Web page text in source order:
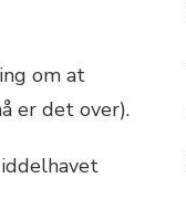
om at
er det over).